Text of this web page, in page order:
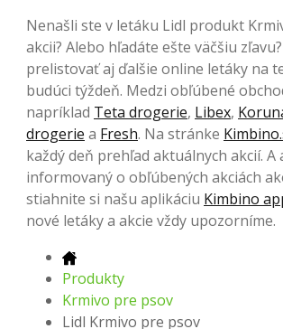
Nenašli ste v letáku Lidl produkt
akcii? Alebo hľadáte ešte väčšiu
prelistovať aj ďalšie online letáky na
budúci týždeň. Medzi obľúbené
napríklad Teta drogerie, Libex,
drogerie a Fresh. Na stránke
každý deň prehľad aktuálnych akcií. A
informovaný o obľúbených akciách
stiahnite si našu aplikáciu Kimbino
nové letáky a akcie vždy upozorníme.
Produkty
Krmivo pre psov
Lidl Krmivo pre psov